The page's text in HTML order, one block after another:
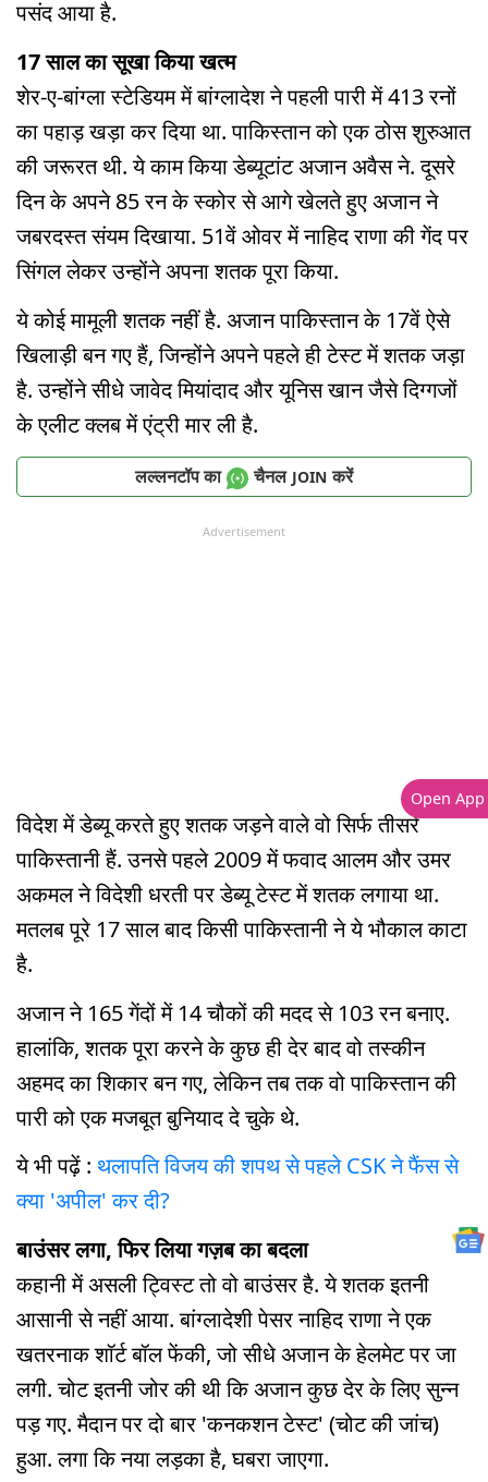
पसंद आया है.
17 साल का सूखा किया खत्म
शेर-ए-बांग्ला स्टेडियम में बांग्लादेश ने पहली पारी में 413 रनों
का पहाड़ खड़ा कर दिया था. पाकिस्तान को एक ठोस शुरुआत
की जरूरत थी. ये काम किया डेब्यूटांट अजान अवैस ने. दूसरे
दिन के अपने 85 रन के स्कोर से आगे खेलते हुए अजान ने
जबरदस्त संयम दिखाया. 51वें ओवर में नाहिद राणा की गेंद पर
सिंगल लेकर उन्होंने अपना शतक पूरा किया.
ये कोई मामूली शतक नहीं है. अजान पाकिस्तान के 17वें ऐसे
खिलाड़ी बन गए हैं, जिन्होंने अपने पहले ही टेस्ट में शतक जड़ा
है. उन्होंने सीधे जावेद मियांदाद और यूनिस खान जैसे दिग्गजों
के एलीट क्लब में एंट्री मार ली है.
लल्लनटॉप का चैनल JOIN करें
Advertisement
विदेश में डेब्यू करते हुए शतक जड़ने वाले वो सिर्फ तीसरे
पाकिस्तानी हैं. उनसे पहले 2009 में फवाद आलम और उमर
अकमल ने विदेशी धरती पर डेब्यू टेस्ट में शतक लगाया था.
मतलब पूरे 17 साल बाद किसी पाकिस्तानी ने ये भौकाल काटा
है.
अजान ने 165 गेंदों में 14 चौकों की मदद से 103 रन बनाए.
हालांकि, शतक पूरा करने के कुछ ही देर बाद वो तस्कीन
अहमद का शिकार बन गए, लेकिन तब तक वो पाकिस्तान की
पारी को एक मजबूत बुनियाद दे चुके थे.
ये भी पढ़ें : थलापति विजय की शपथ से पहले CSK ने फैंस से
क्या 'अपील' कर दी?
बाउंसर लगा, फिर लिया गज़ब का बदला
कहानी में असली ट्विस्ट तो वो बाउंसर है. ये शतक इतनी
आसानी से नहीं आया. बांग्लादेशी पेसर नाहिद राणा ने एक
खतरनाक शॉर्ट बॉल फेंकी, जो सीधे अजान के हेलमेट पर जा
लगी. चोट इतनी जोर की थी कि अजान कुछ देर के लिए सुन्न
पड़ गए. मैदान पर दो बार 'कनकशन टेस्ट' (चोट की जांच)
हुआ. लगा कि नया लड़का है, घबरा जाएगा.
Open App